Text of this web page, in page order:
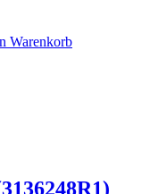
Warenkorb